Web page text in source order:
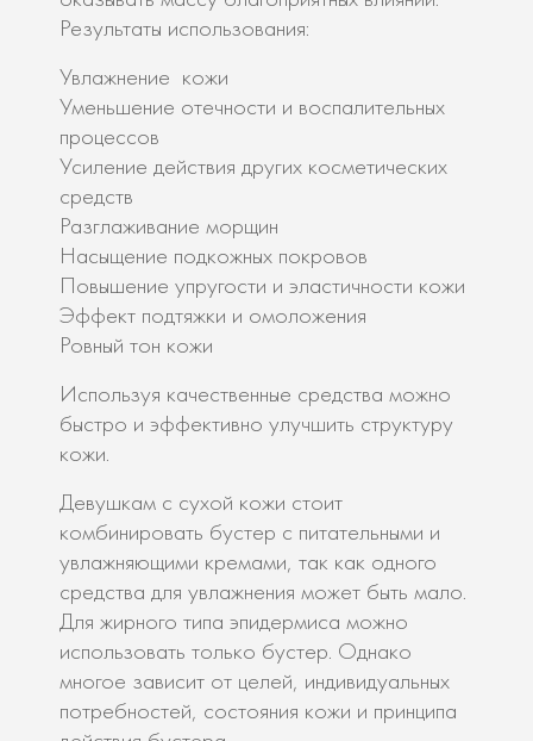
Результаты использования:
Увлажнение кожи
Уменьшение отечности и воспалительных
процессов
Усиление действия других косметических
средств
Разглаживание морщин
Насыщение подкожных покровов
Повышение упругости и эластичности кожи
Эффект подтяжки и омоложения
Ровный тон кожи
Используя качественные средства можно
быстро и эффективно улучшить структуру
кожи.
Девушкам с сухой кожи стоит
комбинировать бустер с питательными и
увлажняющими кремами, так как одного
средства для увлажнения может быть мало.
Для жирного типа эпидермиса можно
использовать только бустер. Однако
многое зависит от целей, индивидуальных
потребностей, состояния кожи и принципа